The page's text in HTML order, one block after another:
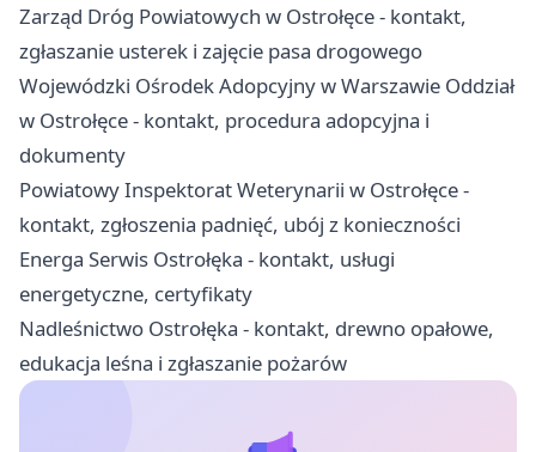
Zarząd Dróg Powiatowych w Ostrołęce - kontakt,
zgłaszanie usterek i zajęcie pasa drogowego
Wojewódzki Ośrodek Adopcyjny w Warszawie Oddział
w Ostrołęce - kontakt, procedura adopcyjna i
dokumenty
Powiatowy Inspektorat Weterynarii w Ostrołęce -
kontakt, zgłoszenia padnięć, ubój z konieczności
Energa Serwis Ostrołęka - kontakt, usługi
energetyczne, certyfikaty
Nadleśnictwo Ostrołęka - kontakt, drewno opałowe,
edukacja leśna i zgłaszanie pożarów